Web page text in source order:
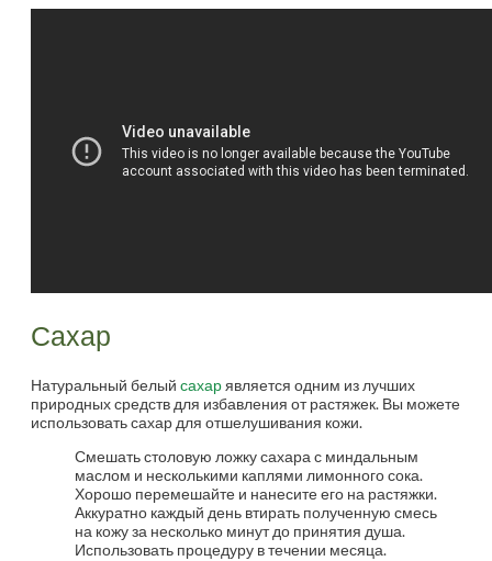
Сахар
Натуральный белый сахарявляется одним из лучших
природных средств для избавления от растяжек. Вы можете
использовать сахар для отшелушивания кожи.
Смешать столовую ложку сахара с миндальным
маслом и несколькими каплями лимонного сока.
Хорошо перемешайте и нанесите его на растяжки.
Аккуратно каждый день втирать полученную смесь
на кожу за несколько минут до принятия душа.
Использовать процедуру в течении месяца.